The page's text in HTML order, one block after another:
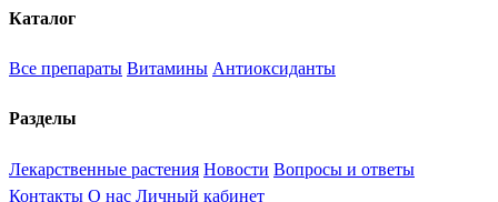
Каталог
Все препараты Витамины Антиоксиданты
Разделы
Лекарственные растения Новости Вопросы и ответы
Контакты О нас Личный кабинет